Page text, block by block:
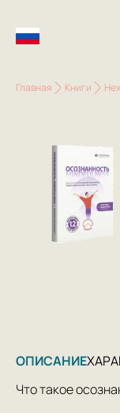
Главная Книги
ОПИСАНИЕ
Что такое